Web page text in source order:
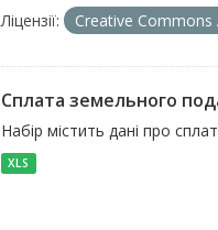
Ліцензії:
Creative
Сплата земельного
Набір містить дані про
XLS